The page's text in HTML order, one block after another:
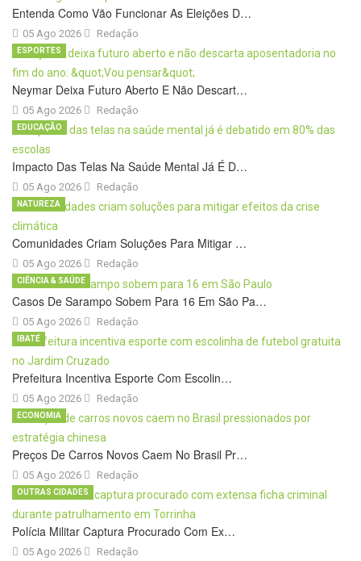
Entenda Como Vão Funcionar As Eleições D…
05 Ago 2026 Redação
Neymar Deixa Futuro Aberto E Não Descart…
05 Ago 2026
ESPORTES
Redação
Impacto Das Telas Na Saúde Mental Já É D…
05 Ago 2026
EDUCAÇÃO
Redação
Comunidades Criam Soluções Para Mitigar …
05 Ago 2026
NATUREZA
Redação
Casos De Sarampo Sobem Para 16 Em São Pa…
05 Ago 2026
CIÊNCIA & SAÚDE
Redação
Prefeitura Incentiva Esporte Com Escolin…
05 Ago 2026
IBATÉ
Redação
Preços De Carros Novos Caem No Brasil Pr…
05 Ago 2026
ECONOMIA
Redação
Polícia Militar Captura Procurado Com Ex…
05 Ago 2026
OUTRAS CIDADES
Redação